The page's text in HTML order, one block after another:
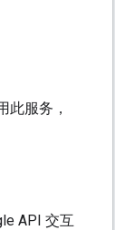
此服务，
API 交互